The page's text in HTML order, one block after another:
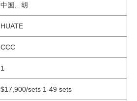
中国、胡
HUATE
CCC
1
$17,900/sets 1-49 sets